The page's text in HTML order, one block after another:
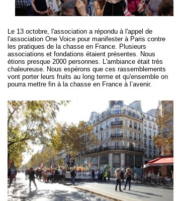
Le 13 octobre, l'association a répondu à l'appel de
l'association One Voice pour manifester à Paris contre
les pratiques de la chasse en France. Plusieurs
associations et fondations étaient présentes. Nous
étions presque 2000 personnes. L'ambiance était très
chaleureuse. Nous espérons que ces rassemblements
vont porter leurs fruits au long terme et qu'ensemble on
pourra mettre fin à la chasse en France à l’avenir.